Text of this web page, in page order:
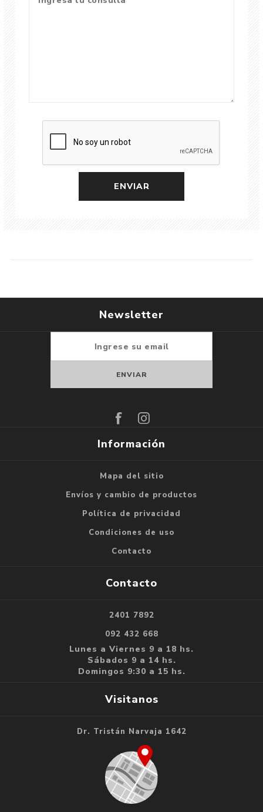
Newsletter
Información
Mapa del sitio
Envíos y cambio de productos
Política de privacidad
Condiciones de uso
Contacto
Contacto
2401 7892
092 432 668
Lunes a Viernes 9 a 18 hs.
Sábados 9 a 14 hs.
Domingos 9:30 a 15 hs.
Visitanos
Dr. Tristán Narvaja 1642